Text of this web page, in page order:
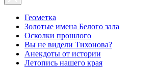
Геометка
Золотые имена Белого зала
Осколки прошлого
Вы не видели Тихонова?
Анекдоты от истории
Летопись нашего края